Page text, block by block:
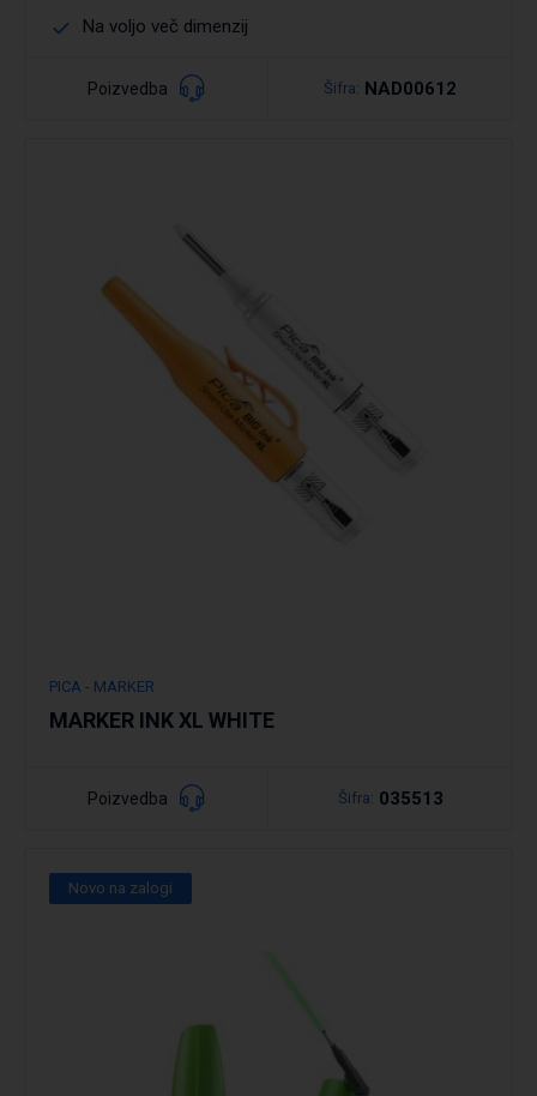
Podrobno
Na voljo več dimenzij
Poizvedba Šifra: NAD00612
PICA - MARKER
MARKER INK XL WHITE
Poizvedba Šifra: 035513
Novo na zalogi